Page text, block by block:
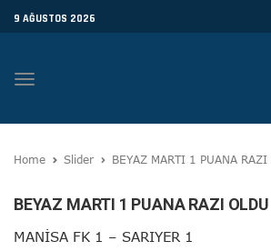
9 AĞUSTOS 2026
Toggle
Home Slider BEYAZ MARTI 1 PUANA RAZI
BEYAZ MARTI 1 PUANA RAZI OLDU
MANİSA FK 1 – SARIYER 1